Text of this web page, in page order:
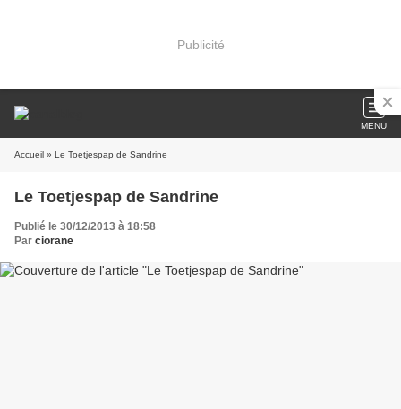
Publicité
MENU
Accueil » Le Toetjespap de Sandrine
Le Toetjespap de Sandrine
Publié le 30/12/2013 à 18:58
Par ciorane